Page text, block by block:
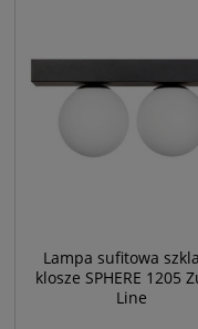
Lampa sufitowa
klosze SPHERE 1205
Line